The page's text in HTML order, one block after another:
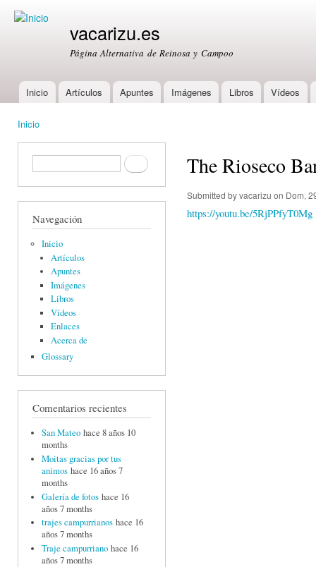
vacarizu.es
Página Alternativa de Reinosa y Campoo
Main menu
Inicio Artículos Apuntes Imágenes Libros Vídeos
Inicio
Formulario de búsquedaBuscar
Navegación
Inicio
Artículos
Apuntes
Imágenes
Libros
Vídeos
Enlaces
Acerca de
Glossary
Comentarios recientes
San Mateo hace 8 años 10
months
Moitas gracias por tus
animos hace 16 años 7
months
Galería de fotos hace 16
años 7 months
trajes campurrianos hace 16
años 7 months
Traje campurriano hace 16
años 7 months
The Rioseco
Submitted byvacarizu on Dom,
https://youtu.be/5RjPPfyT0Mg